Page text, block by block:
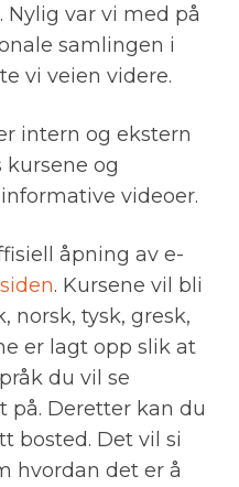
Nylig var vi med på
samlingen i
vi veien videre.
intern og ekstern
og
videoer.
åpning av e-
. Kursene vil bli
norsk, tysk, gresk,
er lagt opp slik at
du vil se
på. Deretter kan du
bosted. Det vil si
hvordan det er å